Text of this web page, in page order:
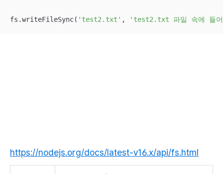
fs.writeFileSync( 'test2.txt' , 'test2.txt 파일 속에 들
https://nodejs.org/docs/latest-v16.x/api/fs.html